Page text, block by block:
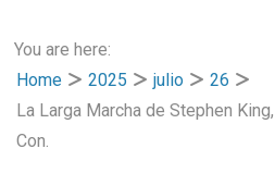
You are here:
Home
2025 julio
26
La Larga Marcha de Stephen
Con.